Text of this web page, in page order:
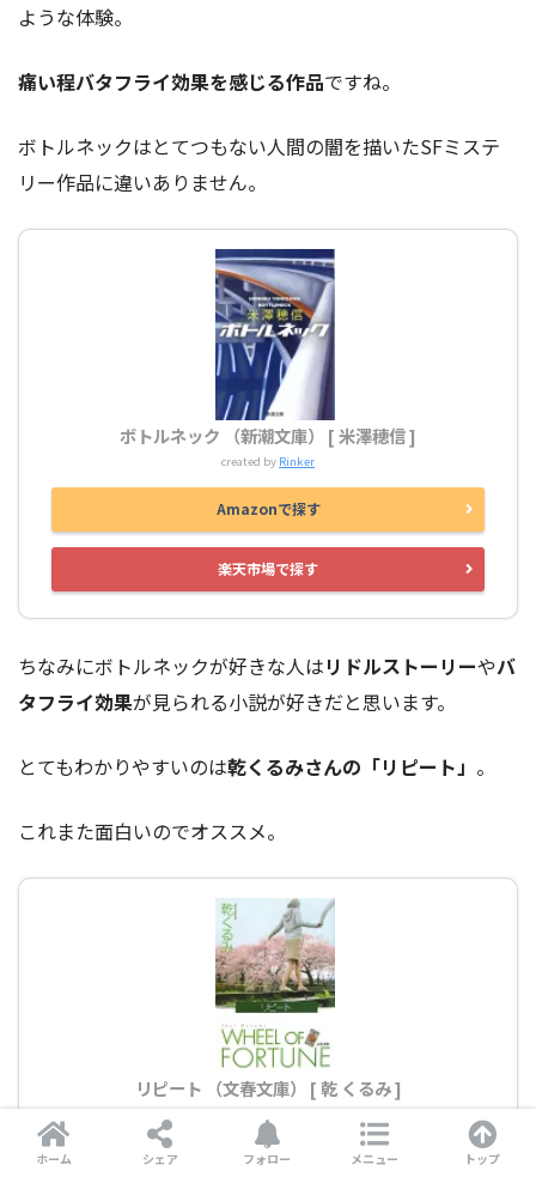
ような体験。
痛い程バタフライ効果を感じる作品ですね。
ボトルネックはとてつもない人間の闇を描いたSFミステ
リー作品に違いありません。
ボトルネック （新潮文庫） [ 米澤穂信 ]
created by Rinker
Amazonで探す
楽天市場で探す
ちなみにボトルネックが好きな人はリドルストーリーやバ
タフライ効果が見られる小説が好きだと思います。
とてもわかりやすいのは乾くるみさんの「リピート」 。
これまた面白いのでオススメ。
リピート （文春文庫） [ 乾 くるみ ]
created byRinker
Amazonで探す
ホーム シェア フォロー メニュー トップ